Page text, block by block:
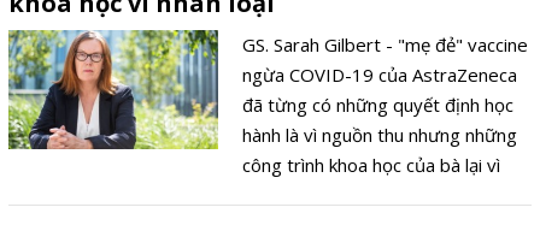
GS. Sarah Gilbert - "mẹ đẻ" vaccine
ngừa COVID-19 của AstraZeneca
đã từng có những quyết định học
hành là vì nguồn thu nhưng những
công trình khoa học của bà lại vì